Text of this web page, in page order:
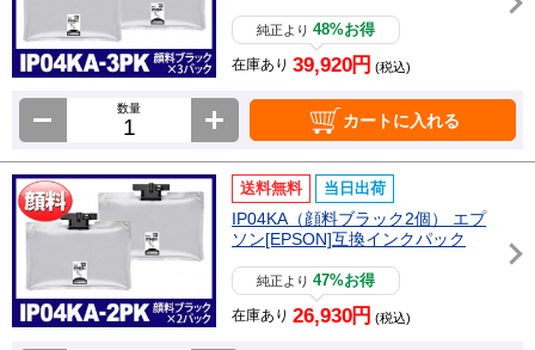
純正より48%お得
在庫あり 39,920円 (税込)
数量
カートに入れる
送料無料 当日出荷
IP04KA（顔料ブラック2個） エプ
ソン[EPSON]互換インクパック
純正より47%お得
在庫あり 26,930円 (税込)